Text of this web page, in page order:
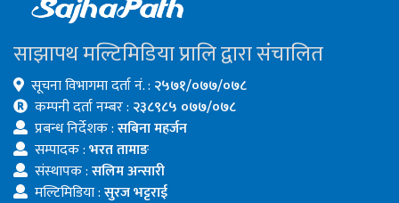
साझापथ मल्टिमिडिया प्रालि द्वारा संचालित
सूचना विभागमा दर्ता नं. : २५७१/०७७/०७८
कम्पनी दर्ता नम्बर : २३८९८५ ०७७/०७८
प्रबन्ध निर्देशक :सबिना महर्जन
सम्पादक :भरत तामाङ
संस्थापक :सलिम अन्सारी
मल्टिमिडिया :सुरज भट्टराई